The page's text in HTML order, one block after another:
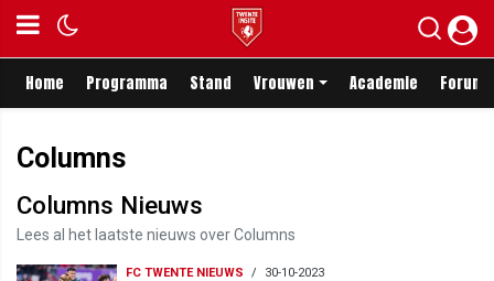
Home Programma Stand Vrouwen Academie Forum
Columns
Columns Nieuws
Lees al het laatste nieuws over Columns
FC TWENTE NIEUWS / 30-10-2023